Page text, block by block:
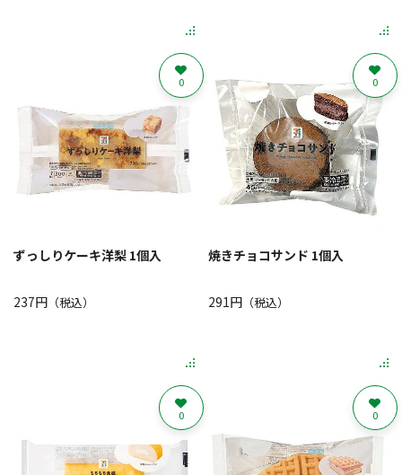
ずっしりケーキ洋梨 1個入
237円 （税込）
0
焼きチョコサンド 1個入
291円（税込）
0
0 0